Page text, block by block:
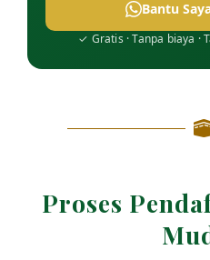
Bantu
✓ Gratis · Tanpa biaya ·
Proses